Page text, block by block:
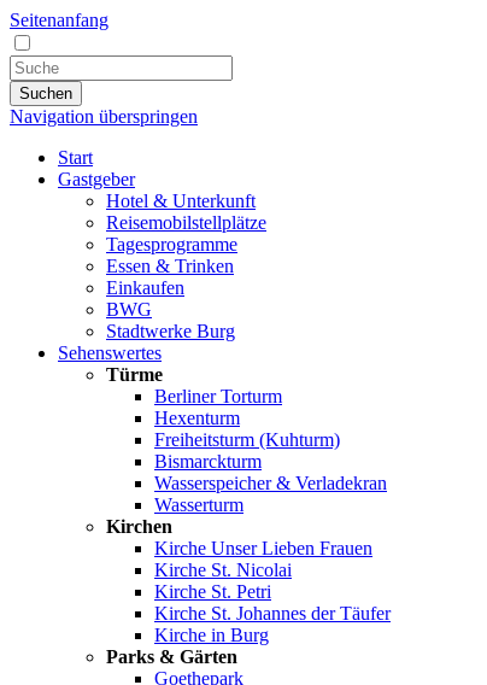
Seitenanfang
Suchen
Navigation überspringen
Start
Gastgeber
Hotel & Unterkunft
Reisemobilstellplätze
Tagesprogramme
Essen & Trinken
Einkaufen
BWG
Stadtwerke Burg
Sehenswertes
Türme
Berliner Torturm
Hexenturm
Freiheitsturm (Kuhturm)
Bismarckturm
Wasserspeicher & Verladekran
Wasserturm
Kirchen
Kirche Unser Lieben Frauen
Kirche St. Nicolai
Kirche St. Petri
Kirche St. Johannes der Täufer
Kirche in Burg
Parks & Gärten
Goethepark